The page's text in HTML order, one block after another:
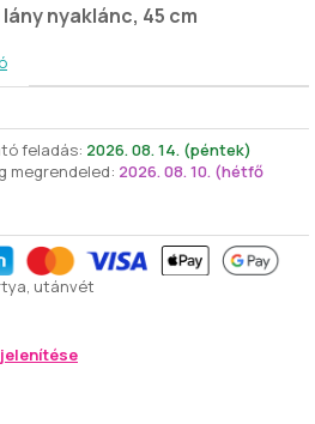
nyaklánc, 45 cm
feladás: 2026. 08. 14. (péntek)
megrendeled: 2026. 08. 10. (hétfő
utánvét